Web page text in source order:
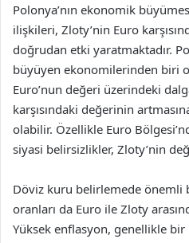
Polonya’nın ekonomik
ilişkileri, Zloty’nin Euro
doğrudan etki yaratmaktadır.
büyüyen ekonomilerinden biri
Euro’nun değeri üzerindeki
karşısındaki değerinin
olabilir. Özellikle Euro
siyasi belirsizlikler, Zloty’nin
Döviz kuru belirlemede önemli
oranları da Euro ile Zloty
Yüksek enflasyon, genellikle